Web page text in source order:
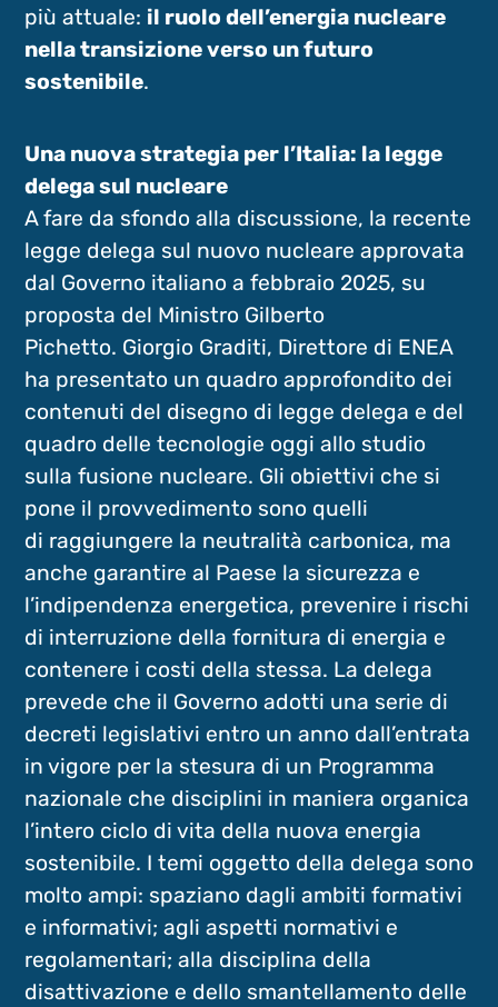
più attuale: il ruolo dell’energia nucleare
nella transizione verso un futuro
sostenibile.
Una nuova strategia per l’Italia: la legge
delega sul nucleare
A fare da sfondo alla discussione, la recente
legge delega sul nuovo nucleare approvata
dal Governo italiano a febbraio 2025, su
proposta del Ministro Gilberto
Pichetto. Giorgio Graditi, Direttore di ENEA
ha presentato un quadro approfondito dei
contenuti del disegno di legge delega e del
quadro delle tecnologie oggi allo studio
sulla fusione nucleare. Gli obiettivi che si
pone il provvedimento sono quelli
di raggiungere la neutralità carbonica, ma
anche garantire al Paese la sicurezza e
l’indipendenza energetica, prevenire i rischi
di interruzione della fornitura di energia e
contenere i costi della stessa. La delega
prevede che il Governo adotti una serie di
decreti legislativi entro un anno dall’entrata
in vigore per la stesura di un Programma
nazionale che disciplini in maniera organica
l’intero ciclo di vita della nuova energia
sostenibile. I temi oggetto della delega sono
molto ampi: spaziano dagli ambiti formativi
e informativi; agli aspetti normativi e
regolamentari; alla disciplina della
disattivazione e dello smantellamento delle